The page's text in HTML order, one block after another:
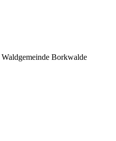
Borkwalde